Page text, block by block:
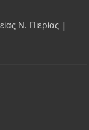
Ν. Πιερίας |